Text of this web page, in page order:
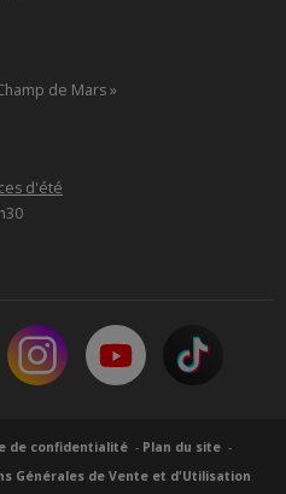
de Mars »
d'été
de confidentialité
Plan du site
Générales de Vente et d'Utilisation